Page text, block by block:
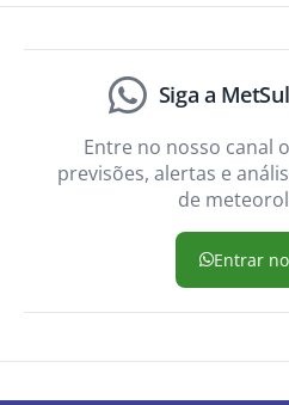
Siga a
Entre no nosso canal
previsões, alertas e
de
Entrar